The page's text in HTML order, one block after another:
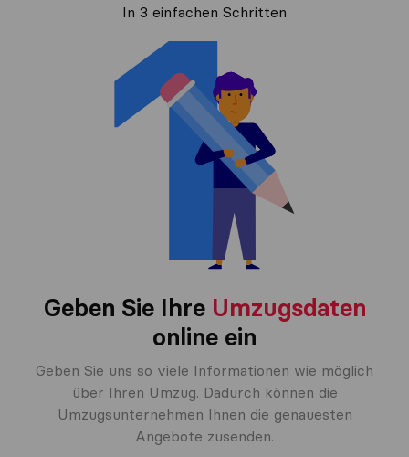
In 3 einfachen Schritten
Geben Sie Ihre Umzugsdaten
online ein
Geben Sie uns so viele Informationen wie möglich
über Ihren Umzug. Dadurch können die
Umzugsunternehmen Ihnen die genauesten
Angebote zusenden.